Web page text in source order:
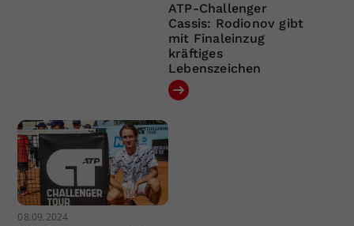
ATP-Challenger
Cassis: Rodionov gibt
mit Finaleinzug
kräftiges
Lebenszeichen
08.09.2024